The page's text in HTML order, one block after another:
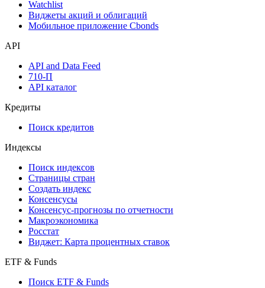
Инструментарий
Мобильное приложение Cbonds
API
API and Data Feed
API каталог
Кредиты
Поиск кредитов
Индексы
Поиск индексов
Страницы стран
Создать индекс
Консенсусы
Макроэкономика
Виджет: Карта процентных ставок